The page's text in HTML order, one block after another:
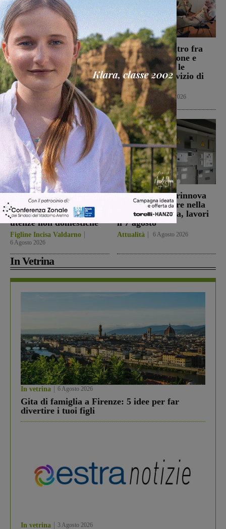
Bucine, incendio di
oliveta e bosco a San
Pancrazio. Tre ettari
l’area bruciata
Cronaca 7 Agosto 2026
Reggello: incontro fra
l’Amministrazione e
Alia, sul tavolo le
criticità nel servizio di
raccolta rifiuti
Reggello 7 Agosto 2026
Figline e Incisa:
approvate le riduzioni
Tari per cittadini e
utenze non domestiche
Figline Incisa Valdarno
6 Agosto 2026
Reggello: Enel rinnova
un trasformatore nella
cabina di Cascia, lavori
il 7 agosto
Attualità 6 Agosto 2026
In Vetrina
In vetrina 6 Agosto 2026
Gita di famiglia a Firenze: 5 idee per far
divertire i tuoi figli
In vetrina 3 Agosto 2026